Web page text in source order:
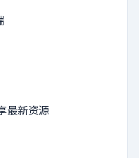
最新资源